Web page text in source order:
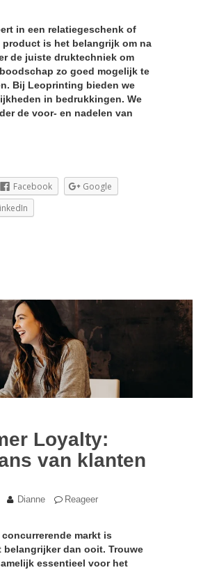
in een relatiegeschenk of
product is het belangrijk om na
de juiste druktechniek om
zo goed mogelijk te
Bij Leoprinting bieden we
in bedrukkingen. We
de voor- en nadelen van
Facebook
Google
Loyalty:
van klanten
Dianne Reageer
markt is
dan ooit. Trouwe
essentieel voor het